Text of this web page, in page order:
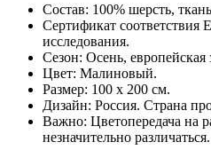
Состав: 100% шерсть,
Сертификат соответствия
исследования.
Сезон: Осень, европейская
Цвет: Малиновый.
Размер: 100 х 200 см.
Дизайн: Россия. Страна
Важно: Цветопередача на
незначительно различаться.